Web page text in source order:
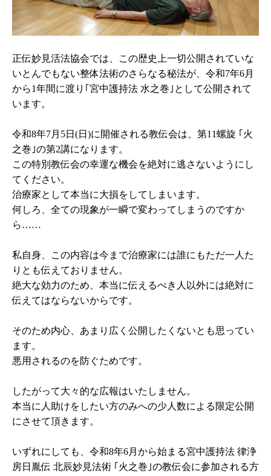
正伝妙見活法協会では、この歴史上一切公開されていな
いとんでもない整体法術のさらなる秘法が、令和7年6月
から1年間に渡り｢宮中護持法 水之巻｣として公開されて
います。
令和8年7月5日(日)に開催される教伝会は、第11螺旋 ｢火
之巻｣の第2講になります。
この特別教伝会の幸運な機会を絶対に逃さないようにし
てください。
治療家として本当に大損をしてしまいます。
何しろ、全ての現象が一瞬で変わってしまうのですか
ら……
私自身、この内容は今まで治療家には誰にもただ一人た
りとも伝えておりません。
絶大な効力のため、本当に伝えるべき人以外には絶対に
伝えてはならないからです。
そのため内心、あまり広く公開したくないとも思ってい
ます。
悪用されるのを防ぐためです。
したがって大々的な広報はいたしません。
本当に人助けをしたい方のみへの少人数による限定公開
にさせて頂きます。
いずれにしても、令和8年6月から始まる宮中護持法 律浄
房日胤伝 北辰妙見法術 ｢火之巻｣の教伝会に参加される方